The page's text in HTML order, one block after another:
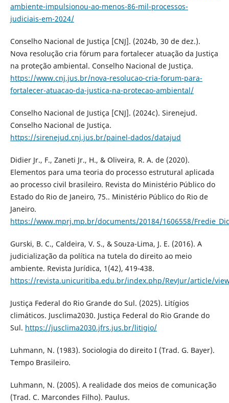
ambiente-impulsionou-ao-menos-86-mil-processos-
judiciais-em-2024/
Conselho Nacional de Justiça [CNJ]. (2024b, 30 de dez.).
Nova resolução cria fórum para fortalecer atuação da Justiça
na proteção ambiental. Conselho Nacional de Justiça.
https://www.cnj.jus.br/nova-resolucao-cria-forum-para-
fortalecer-atuacao-da-justica-na-protecao-ambiental/
Conselho Nacional de Justiça [CNJ]. (2024c). Sirenejud.
Conselho Nacional de Justiça.
https://sirenejud.cnj.jus.br/painel-dados/datajud
Didier Jr., F., Zaneti Jr., H., & Oliveira, R. A. de (2020).
Elementos para uma teoria do processo estrutural aplicada
ao processo civil brasileiro. Revista do Ministério Público do
Estado do Rio de Janeiro, 75.. Ministério Público do Rio de
Janeiro.
https://www.mprj.mp.br/documents/20184/1606558/
Gurski, B. C., Caldeira, V. S., & Souza-Lima, J. E. (2016). A
judicialização da política na tutela do direito ao meio
ambiente. Revista Jurídica, 1(42), 419-438.
https://revista.unicuritiba.edu.br/index.php/RevJur/article/
Justiça Federal do Rio Grande do Sul. (2025). Litígios
climáticos. Jusclima2030. Justiça Federal do Rio Grande do
Sul. https://jusclima2030.jfrs.jus.br/litigio/
Luhmann, N. (1983). Sociologia do direito I (Trad. G. Bayer).
Tempo Brasileiro.
Luhmann, N. (2005). A realidade dos meios de comunicação
(Trad. C. Marcondes Filho). Paulus.